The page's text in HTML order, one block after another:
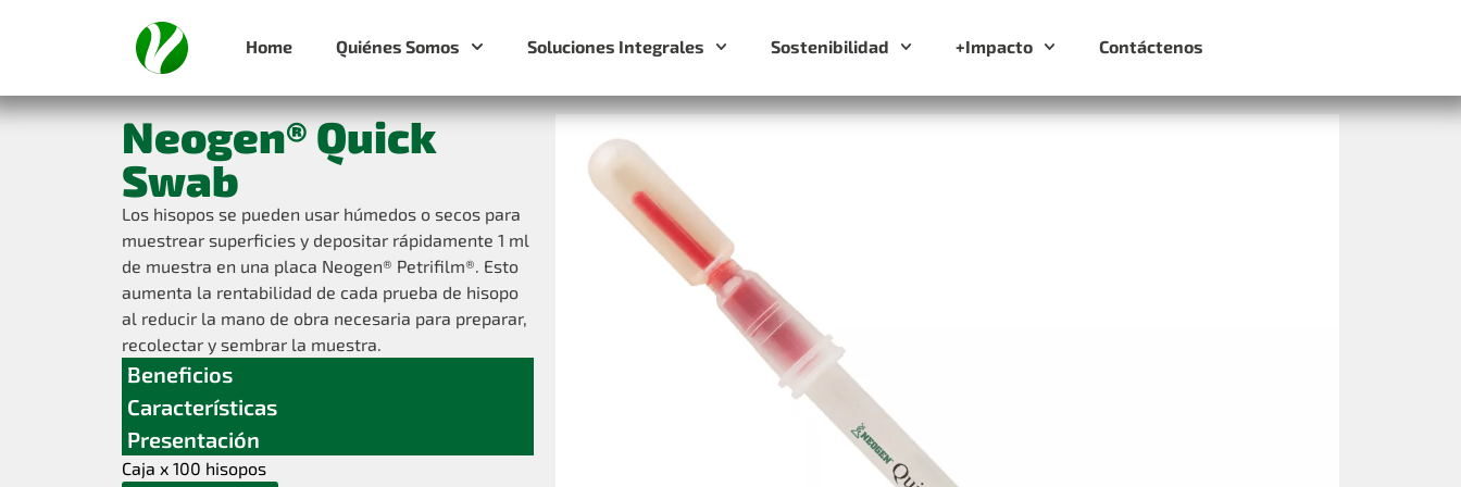
Home Quiénes Somos Soluciones Integrales Sostenibilidad +Impacto Contáctenos
Neogen® Quick
Swab
Los hisopos se pueden usar húmedos o secos para
muestrear superficies y depositar rápidamente 1 ml
de muestra en una placa Neogen® Petrifilm®. Esto
aumenta la rentabilidad de cada prueba de hisopo
al reducir la mano de obra necesaria para preparar,
recolectar y sembrar la muestra.
Beneficios
Características
Presentación
Caja x 100 hisopos